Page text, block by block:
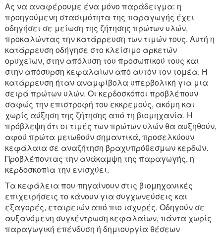
Ας να αναφέρουμε ένα μόνο παράδειγμα: η
προηγούμενη στασιμότητα της παραγωγής έχει
οδηγήσει σε μείωση της ζήτησης πρώτων υλών,
προκαλώντας την κατάρρευση των τιμών τους. Αυτή η
κατάρρευση οδήγησε στο κλείσιμο αρκετών
ορυχείων, στην απόλυση του προσωπικού τους και
στην απόσυρση κεφαλαίων από αυτόν τον τομέα. Η
κατάρρευση ήταν αναμφίβολα υπερβολική για μια
σειρά πρώτων υλών. Οι κερδοσκόποι προβλέπουν
σαφώς την επιστροφή του εκκρεμούς, ακόμη και
χωρίς αύξηση της ζήτησης από τη βιομηχανία. Η
πρόβλεψη ότι οι τιμές των πρώτων υλών θα αυξηθούν,
αφού πρώτα μειωθούν σημαντικά, προσελκύουν
κεφάλαια σε αναζήτηση βραχυπρόθεσμων κερδών.
Προβλέποντας την ανάκαμψη της παραγωγής, η
κερδοσκοπία την ενισχύει.
Τα κεφάλεια που πηγαίνουν στις βιομηχανικές
επιχειρήσεις το κάνουν για συγχωνεύσεις και
εξαγορές, εταιρειών από πιο ισχυρές. Οδηγούν σε
αυξανόμενη συγκέντρωση κεφαλαίων, πάντα χωρίς
παραγωγική επένδυση ή δημιουργία θέσεων